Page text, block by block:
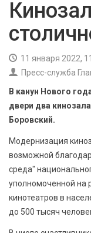
КУЛЬТУРА
БЕЗОПАСНОСТЬ
СПОРТ
АРХИВ PDF
11 января 2022,
Пресс-служба
В канун Нового
двери два
Боровский.
Модернизация
возможной
среда"
уполномоченной на
кинотеатров в
до 500 тысяч